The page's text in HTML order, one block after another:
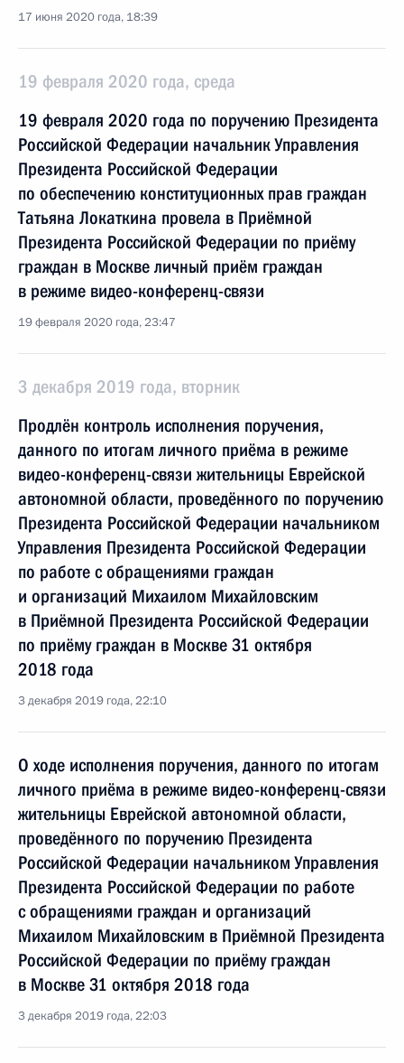
17 июня 2020 года, 18:39
19 февраля 2020 года, среда
19 февраля 2020 года по поручению Президента
Российской Федерации начальник Управления
Президента Российской Федерации
по обеспечению конституционных прав граждан
Татьяна Локаткина провела в Приёмной
Президента Российской Федерации по приёму
граждан в Москве личный приём граждан
в режиме видео-конференц-связи
19 февраля 2020 года, 23:47
3 декабря 2019 года, вторник
Продлён контроль исполнения поручения,
данного по итогам личного приёма в режиме
видео-конференц-связи жительницы Еврейской
автономной области, проведённого по поручению
Президента Российской Федерации начальником
Управления Президента Российской Федерации
по работе с обращениями граждан
и организаций Михаилом Михайловским
в Приёмной Президента Российской Федерации
по приёму граждан в Москве 31 октября
2018 года
3 декабря 2019 года, 22:10
О ходе исполнения поручения, данного по итогам
личного приёма в режиме видео-конференц-связи
жительницы Еврейской автономной области,
проведённого по поручению Президента
Российской Федерации начальником Управления
Президента Российской Федерации по работе
с обращениями граждан и организаций
Михаилом Михайловским в Приёмной Президента
Российской Федерации по приёму граждан
в Москве 31 октября 2018 года
3 декабря 2019 года, 22:03